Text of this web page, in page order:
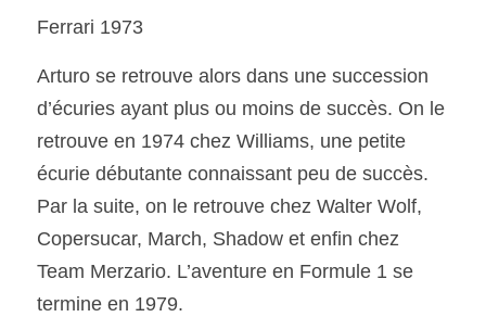
Ferrari 1973
Arturo se retrouve alors dans une succession
d’écuries ayant plus ou moins de succès. On le
retrouve en 1974 chez Williams, une petite
écurie débutante connaissant peu de succès.
Par la suite, on le retrouve chez Walter Wolf,
Copersucar, March, Shadow et enfin chez
Team Merzario. L’aventure en Formule 1 se
termine en 1979.